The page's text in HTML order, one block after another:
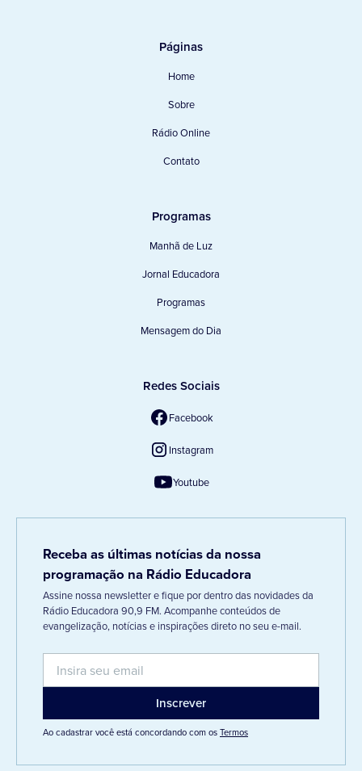
Páginas
Home
Sobre
Rádio Online
Contato
Programas
Manhã de Luz
Jornal Educadora
Programas
Mensagem do Dia
Redes Sociais
Facebook
Instagram
Youtube
Receba as últimas notícias da nossa
programação na Rádio Educadora
Assine nossa newsletter e fique por dentro das novidades da
Rádio Educadora 90,9 FM. Acompanhe conteúdos de
evangelização, notícias e inspirações direto no seu e-mail.
Ao cadastrar você está concordando com osTermos